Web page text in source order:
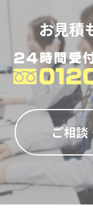
お見積
ご相談